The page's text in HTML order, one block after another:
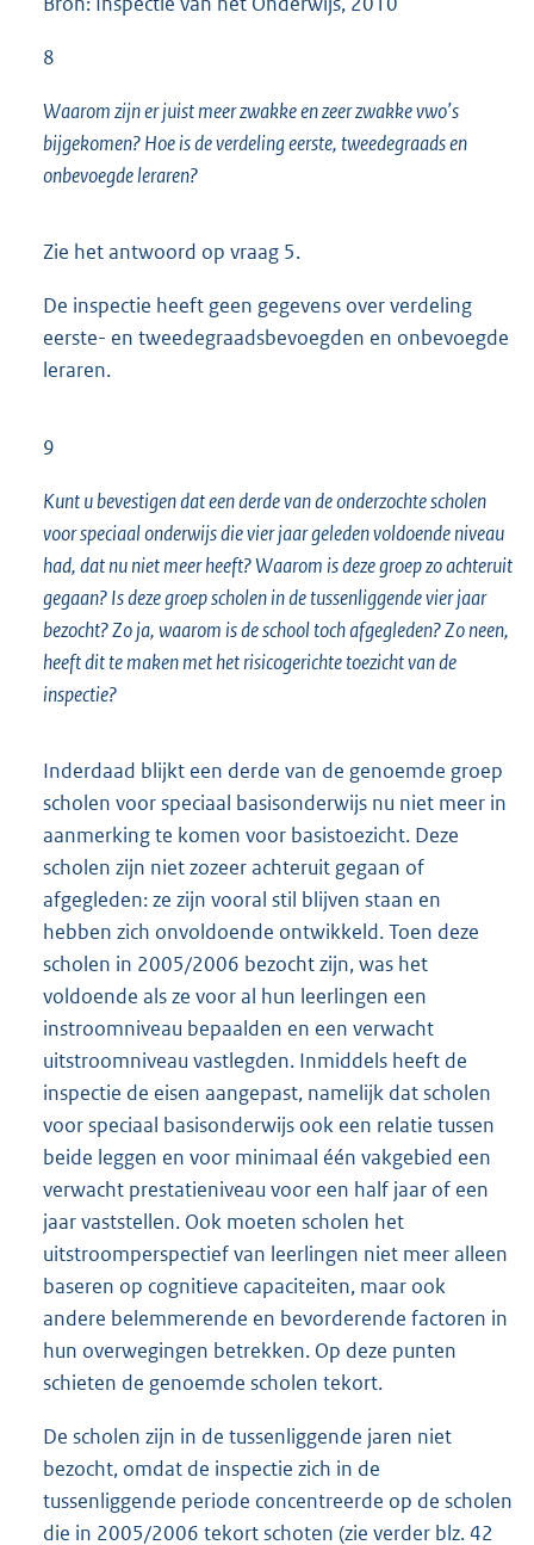
8
Waarom zijn er juist meer zwakke en zeer zwakke vwo’s
bijgekomen? Hoe is de verdeling eerste, tweedegraads en
onbevoegde leraren?
Zie het antwoord op vraag 5.
De inspectie heeft geen gegevens over verdeling
eerste- en tweedegraadsbevoegden en onbevoegde
leraren.
9
Kunt u bevestigen dat een derde van de onderzochte scholen
voor speciaal onderwijs die vier jaar geleden voldoende niveau
had, dat nu niet meer heeft? Waarom is deze groep zo achteruit
gegaan? Is deze groep scholen in de tussenliggende vier jaar
bezocht? Zo ja, waarom is de school toch afgegleden? Zo neen,
heeft dit te maken met het risicogerichte toezicht van de
inspectie?
Inderdaad blijkt een derde van de genoemde groep
scholen voor speciaal basisonderwijs nu niet meer in
aanmerking te komen voor basistoezicht. Deze
scholen zijn niet zozeer achteruit gegaan of
afgegleden: ze zijn vooral stil blijven staan en
hebben zich onvoldoende ontwikkeld. Toen deze
scholen in 2005/2006 bezocht zijn, was het
voldoende als ze voor al hun leerlingen een
instroomniveau bepaalden en een verwacht
uitstroomniveau vastlegden. Inmiddels heeft de
inspectie de eisen aangepast, namelijk dat scholen
voor speciaal basisonderwijs ook een relatie tussen
beide leggen en voor minimaal één vakgebied een
verwacht prestatieniveau voor een half jaar of een
jaar vaststellen. Ook moeten scholen het
uitstroomperspectief van leerlingen niet meer alleen
baseren op cognitieve capaciteiten, maar ook
andere belemmerende en bevorderende factoren in
hun overwegingen betrekken. Op deze punten
schieten de genoemde scholen tekort.
De scholen zijn in de tussenliggende jaren niet
bezocht, omdat de inspectie zich in de
tussenliggende periode concentreerde op de scholen
die in 2005/2006 tekort schoten (zie verder blz. 42